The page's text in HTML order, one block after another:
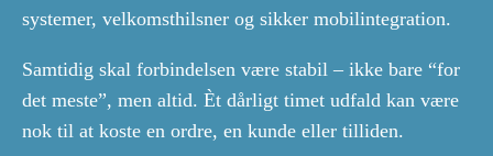
systemer, velkomsthilsner og sikker mobilintegration.
Samtidig skal forbindelsen være stabil – ikke bare “for
det meste”, men altid. Èt dårligt timet udfald kan være
nok til at koste en ordre, en kunde eller tilliden.